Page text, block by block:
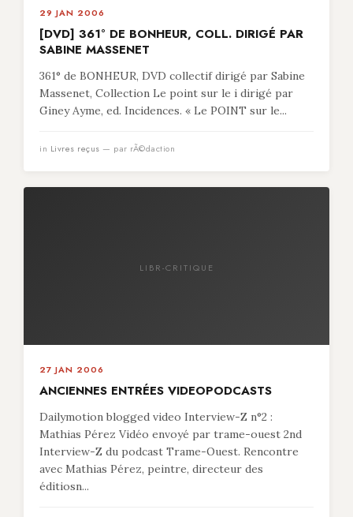
29 JAN 2006
[DVD] 361° DE BONHEUR, COLL. DIRIGÉ PAR
SABINE MASSENET
361° de BONHEUR, DVD collectif dirigé par Sabine
Massenet, Collection Le point sur le i dirigé par
Giney Ayme, ed. Incidences. « Le POINT sur le...
in Livres reçus — par rÃ©daction
LIBR-CRITIQUE
27 JAN 2006
ANCIENNES ENTRÉES VIDEOPODCASTS
Dailymotion blogged video Interview-Z n°2 :
Mathias Pérez Vidéo envoyé par trame-ouest 2nd
Interview-Z du podcast Trame-Ouest. Rencontre
avec Mathias Pérez, peintre, directeur des
éditiosn...